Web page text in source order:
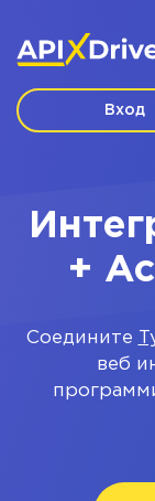
Вход
+
Соедините
веб